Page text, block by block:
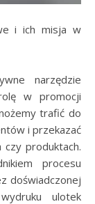
i ich misja w
narzędzie
w promocji
trafić do
i przekazać
czy produktach.
procesu
doświadczonej
ulotek